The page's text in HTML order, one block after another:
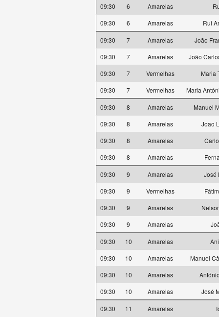
09:30
6 Amarelas
09:30
6 Amarelas Rui
09:30 7 Amarelas
João
09:30
7 Amarelas
João
09:30
7 Vermelhas
Maria
09:30
7 Vermelhas Maria
09:30 8 Amarelas
Manuel
09:30
8 Amarelas
Joao
09:30
8 Amarelas
09:30
8 Amarelas
09:30 9 Amarelas
José
09:30
9 Vermelhas
09:30
9 Amarelas
09:30
9 Amarelas
09:30 10 Amarelas
09:30
10 Amarelas
Manuel
09:30
10 Amarelas
09:30
10 Amarelas José
09:30 11 Amarelas